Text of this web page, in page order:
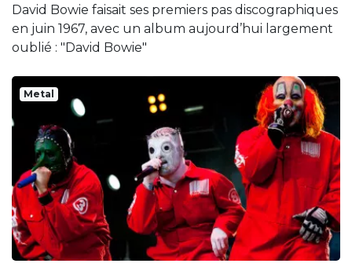
David Bowie faisait ses premiers pas discographiques
en juin 1967, avec un album aujourd’hui largement
oublié : "David Bowie"
Metal